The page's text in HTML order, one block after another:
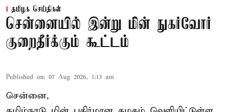
தமிழக செய்திகள்
சென்னையில் இன்று மின் நுகர்வோர்
குறைதீர்க்கும் கூட்டம்
Published on: 07 Aug 2026, 1:13 am
சென்னை,